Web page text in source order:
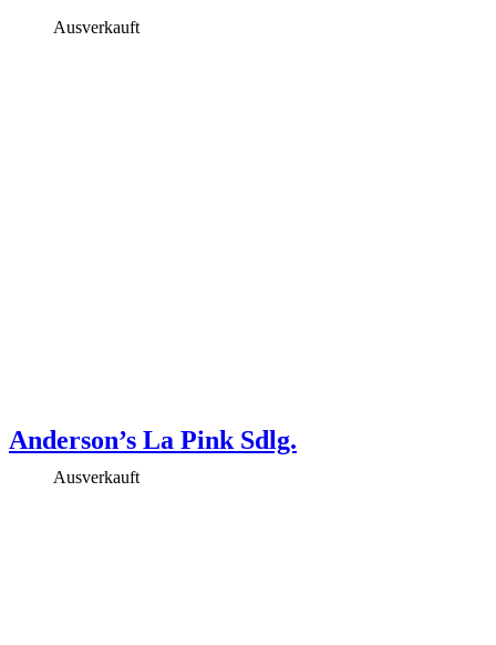
Ausverkauft
Anderson’s La Pink Sdlg.
Ausverkauft